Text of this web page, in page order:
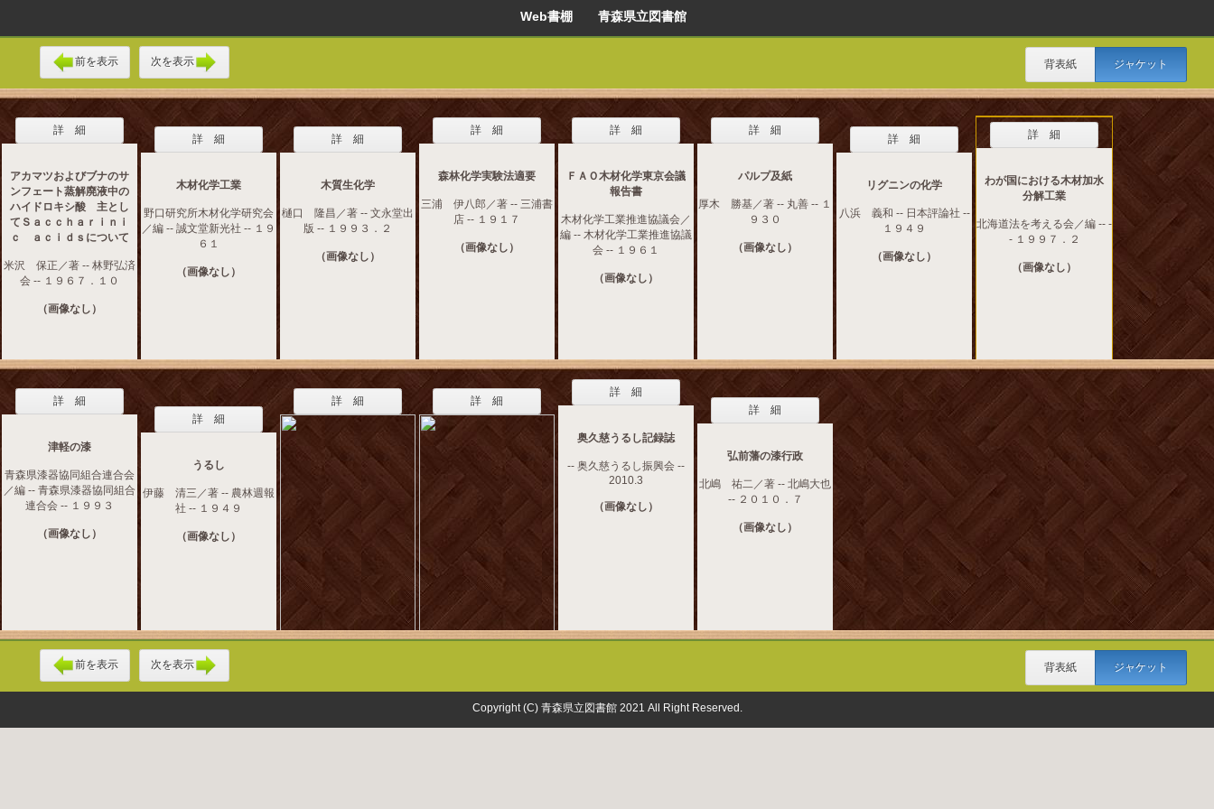
Web書棚 青森県立図書館
前を表示 次を表示 背表紙 ジャケット
詳 細
アカマツおよびブナのサ
ンフェート蒸解廃液中の
ハイドロキシ酸 主とし
てＳａｃｃｈａｒｉｎｉ
ｃ ａｃｉｄｓについて
米沢 保正／著 -- 林野弘済
会 -- １９６７．１０
（画像なし）
詳 細
木材化学工業
野口研究所木材化学研究会
／編 -- 誠文堂新光社 -- １９
６１
（画像なし）
詳 細
木質生化学
樋口 隆昌／著 -- 文永堂出
版 -- １９９３．２
（画像なし）
詳 細
森林化学実験法適要
三浦 伊八郎／著 -- 三浦書
店 -- １９１７
（画像なし）
詳 細
ＦＡＯ木材化学東京会議
報告書
木材化学工業推進協議会／
編 -- 木材化学工業推進協議
会 -- １９６１
（画像なし）
詳 細
パルプ及紙
厚木 勝基／著 -- 丸善 -- １
９３０
（画像なし）
詳 細
リグニンの化学
八浜 義和 -- 日本評論社 --
１９４９
（画像なし）
詳 細
わが国における木材加水
分解工業
北海道法を考える会／編 -- -
- １９９７．２
（画像なし）
詳 細
津軽の漆
青森県漆器協同組合連合会
／編 -- 青森県漆器協同組合
連合会 -- １９９３
（画像なし）
詳 細
うるし
伊藤 清三／著 -- 農林週報
社 -- １９４９
（画像なし）
詳 細 詳 細
詳 細
奥久慈うるし記録誌
-- 奥久慈うるし振興会 --
2010.3
（画像なし）
詳 細
弘前藩の漆行政
北嶋 祐二／著 -- 北嶋大也
-- ２０１０．７
（画像なし）
前を表示 次を表示 背表紙 ジャケット
Copyright (C) 青森県立図書館 2021 All Right Reserved.